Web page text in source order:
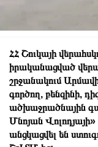
ՀՀ Շուկայի
իրականացված
շրջանակում
գործող, բենզինի,
ածխաջրածնային
Մնոյան
անցկացվել են